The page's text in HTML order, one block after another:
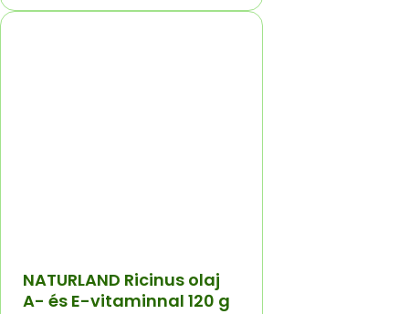
NATURLAND Ricinus olaj
A- és E-vitaminnal 120 g